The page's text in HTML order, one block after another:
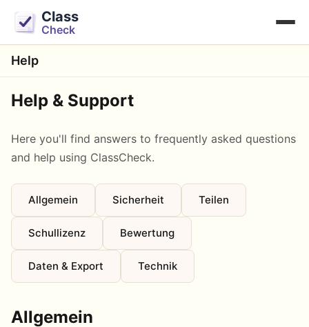
Class
Check
Help
Help & Support
Here you'll find answers to frequently asked questions
and help using ClassCheck.
Allgemein Sicherheit Teilen
Schullizenz Bewertung
Daten & Export Technik
Allgemein